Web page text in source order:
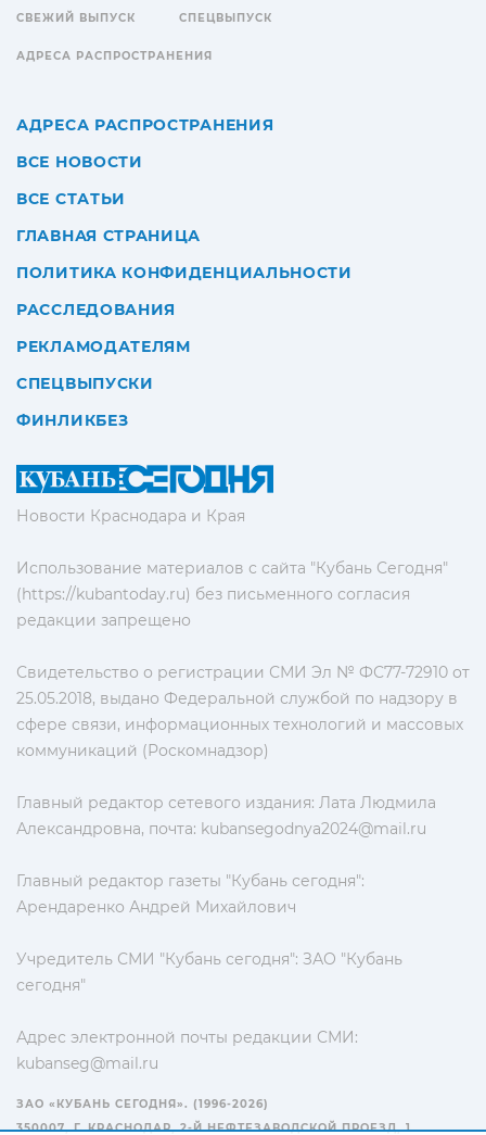
Новости Краснодара и Края
Использование материалов с сайта "Кубань Сегодня"
(https://kubantoday.ru) без письменного согласия
редакции запрещено
Свидетельство о регистрации СМИ Эл № ФС77-72910 от
25.05.2018, выдано Федеральной службой по надзору в
сфере связи, информационных технологий и массовых
коммуникаций (Роскомнадзор)
Главный редактор сетевого издания: Лата Людмила
Александровна, почта: kubansegodnya2024@mail.ru
Главный редактор газеты "Кубань сегодня":
Арендаренко Андрей Михайлович
Учредитель СМИ "Кубань сегодня": ЗАО "Кубань
сегодня"
Адрес электронной почты редакции СМИ:
kubanseg@mail.ru
СВЕЖИЙ ВЫПУСК СПЕЦВЫПУСК
АДРЕСА РАСПРОСТРАНЕНИЯ
АДРЕСА РАСПРОСТРАНЕНИЯ
ВСЕ НОВОСТИ
ВСЕ СТАТЬИ
ГЛАВНАЯ СТРАНИЦА
ПОЛИТИКА КОНФИДЕНЦИАЛЬНОСТИ
РАССЛЕДОВАНИЯ
РЕКЛАМОДАТЕЛЯМ
СПЕЦВЫПУСКИ
ФИНЛИКБЕЗ
ЗАО «КУБАНЬ СЕГОДНЯ». (1996-2026)
350007, Г. КРАСНОДАР, 2-Й НЕФТЕЗАВОДСКОЙ ПРОЕЗД, 1